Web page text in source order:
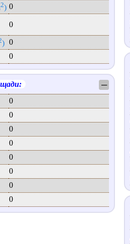
2) 0
0
) 0
0
─
0
0
0
0
0
0
0
0